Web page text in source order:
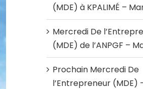
(MDE) à KPALIMÉ –
Mercredi De
(MDE) de l’ANPGF –
Prochain Mercredi De
l’Entrepreneur (MDE)